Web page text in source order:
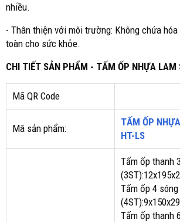
nhiều.
- Thân thiện với môi trường: Không chứa
toàn cho sức khỏe.
CHI TIẾT SẢN PHẨM - TẤM ỐP NHỰA LAM
Mã QR Code
Mã sản phẩm:
TẤM ỐP
HT-LS
Tấm ốp thanh
Tấm ốp 4
Tấm ốp thanh